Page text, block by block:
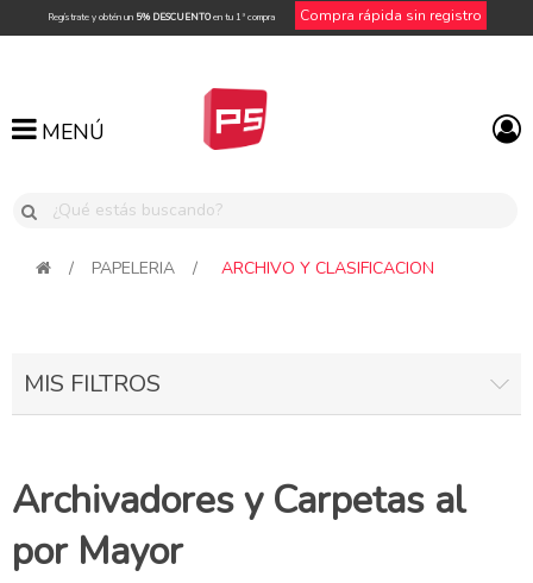
Regístrate y obtén un 5% DESCUENTOen tu 1ª compra Compra rápida sin registro
MENÚ
MENÚ
/ PAPELERIA / ARCHIVO Y CLASIFICACION
MIS FILTROS
Archivadores y Carpetas al
por Mayor